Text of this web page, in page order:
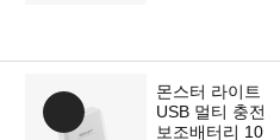
몬스터 라이트
USB 멀티 충전
보조배터리 10